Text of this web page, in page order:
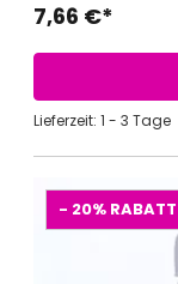
7,66 €*
Lieferzeit: 1 - 3 Tage
- 20% RABATT